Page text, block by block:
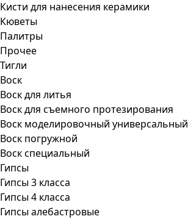
Кисти для нанесения керамики
Кюветы
Палитры
Прочее
Тигли
Воск
Воск для литья
Воск для съемного протезирования
Воск моделировочный универсальный
Воск погружной
Воск специальный
Гипсы
Гипсы 3 класса
Гипсы 4 класса
Гипсы алебастровые